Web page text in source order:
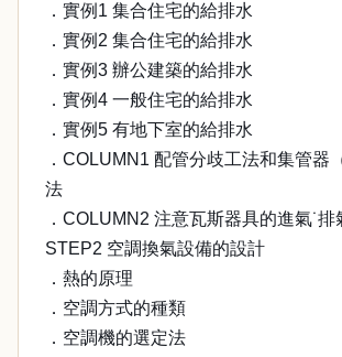
．實例1 集合住宅的給排水
．實例2 集合住宅的給排水
．實例3 辦公建築的給排水
．實例4 一般住宅的給排水
．實例5 有地下室的給排水
．COLUMN1 配管分歧工法和集管器
法
．COLUMN2 注意瓦斯器具的進氣˙排
STEP2 空調換氣設備的設計
．熱的原理
．空調方式的種類
．空調機的選定法